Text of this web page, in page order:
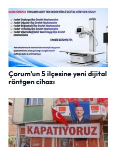
Çorum’un 5 ilçesine yeni dijital
röntgen cihazı